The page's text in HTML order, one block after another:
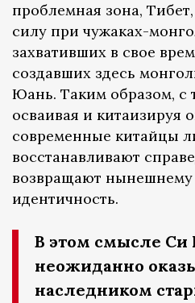
проблемная зона,
силу при чужаках-
захвативших в свое
создавших здесь
Юань. Таким образом, с
осваивая и китаизируя
современные китайцы
восстанавливают
возвращают нынешнему
идентичность.
В этом смысле Си
неожиданно
наследником